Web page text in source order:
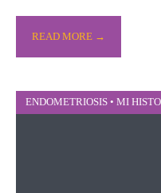
READ MORE →
ENDOMETRIOSIS • MI